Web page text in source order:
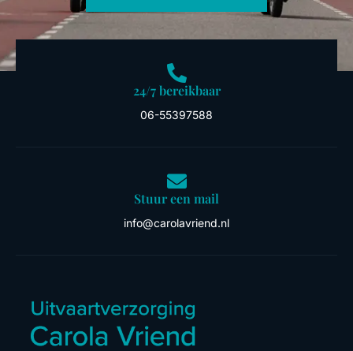
24/7 bereikbaar
06-55397588
Stuur een mail
info@carolavriend.nl